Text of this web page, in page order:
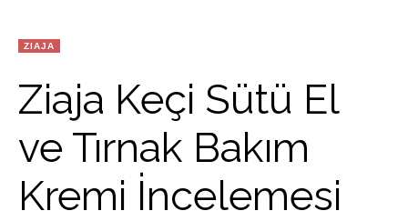
ZIAJA
Ziaja Keçi Sütü El
ve Tırnak Bakım
Kremi İncelemesi